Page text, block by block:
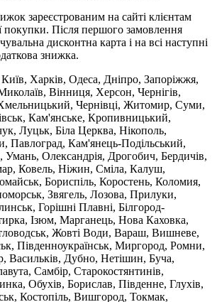
зареєстрованим на сайті клієнтам
покупки. Після першого замовлення
дисконтна карта і на всі наступні
знижка.
Харків, Одеса, Дніпро, Запоріжжя,
Вінниця, Херсон, Чернігів,
Чернівці, Житомир, Суми,
Кам'янське, Кропивницький,
Луцьк, Біла Церква, Нікополь,
Павлоград, Кам'янець-Подільський,
Олександрія, Дрогобич, Бердичів,
Ковель, Ніжин, Сміла, Калуш,
Бориспіль, Коростень, Коломия,
Звягель, Лозова, Прилуки,
Горішні Плавні, Білгород-
Ізюм, Марганець, Нова Каховка,
Жовті Води, Вараш, Вишневе,
Південноукраїнськ, Миргород, Ромни,
Васильків, Дубно, Нетішин, Буча,
Самбір, Старокостянтинів,
Обухів, Борислав, Південне, Глухів,
Костопіль, Вишгород, Токмак,